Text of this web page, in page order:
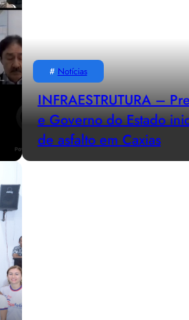
# Notícias
INFRAESTRUTURA –
e Governo do Estado
de asfalto em Caxias